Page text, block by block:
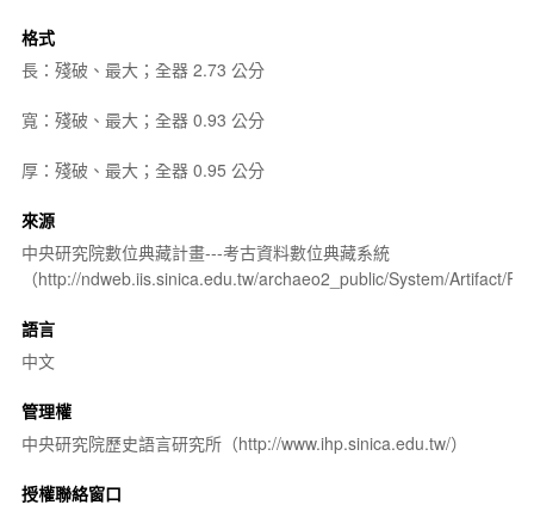
格式
長：殘破、最大；全器 2.73 公分
寬：殘破、最大；全器 0.93 公分
厚：殘破、最大；全器 0.95 公分
來源
中央研究院數位典藏計畫---考古資料數位典藏系統
（http://ndweb.iis.sinica.edu.tw/archaeo2_public/System/Artifact/
語言
中文
管理權
中央研究院歷史語言研究所（http://www.ihp.sinica.edu.tw/）
授權聯絡窗口